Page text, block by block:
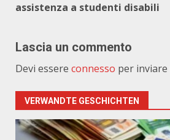
assistenza a studenti disabili
Lascia un commento
Devi essere connesso per inviare
VERWANDTE GESCHICHTEN